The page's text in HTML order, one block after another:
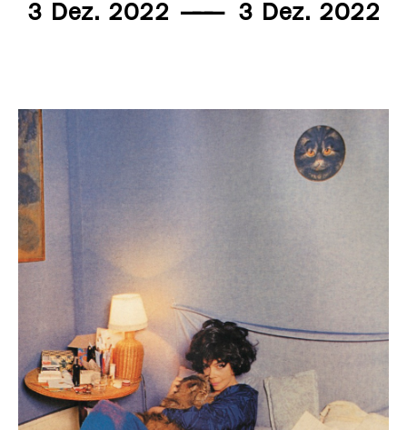
3 Dez. 2022 ——— 3 Dez. 2022